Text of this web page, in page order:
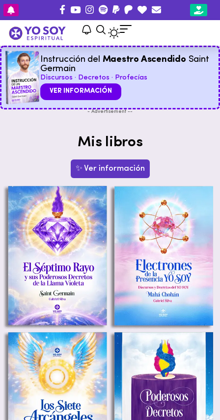
Instrucción del Maestro Ascendido Saint
Germain
Discursos · Decretos · Profecías
VER INFORMACIÓN
- Advertisement --
Mis libros
✨ Ver información